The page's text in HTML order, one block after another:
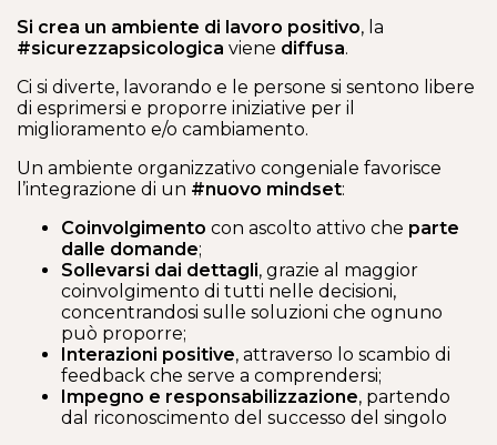
Si crea un ambiente di lavoro positivo, la
#sicurezzapsicologica viene diffusa.
Ci si diverte, lavorando e le persone si sentono libere
di esprimersi e proporre iniziative per il
miglioramento e/o cambiamento.
Un ambiente organizzativo congeniale favorisce
l’integrazione di un #nuovo mindset:
Coinvolgimento con ascolto attivo che parte
dalle domande;
Sollevarsi dai dettagli, grazie al maggior
coinvolgimento di tutti nelle decisioni,
concentrandosi sulle soluzioni che ognuno
può proporre;
Interazioni positive, attraverso lo scambio di
feedback che serve a comprendersi;
Impegno e responsabilizzazione, partendo
dal riconoscimento del successo del singolo